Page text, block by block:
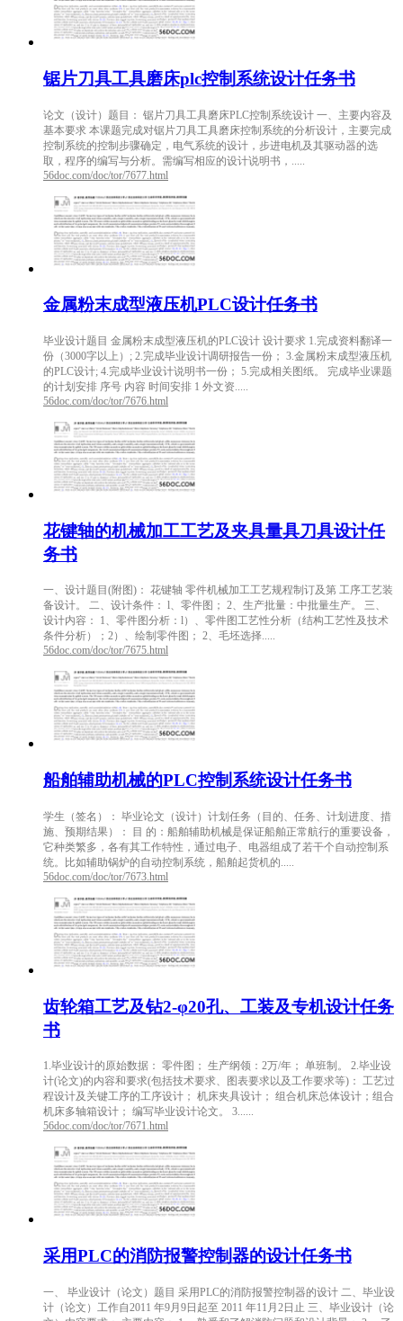
锯片刀具工具磨床plc控制系统设计任务书
论文（设计）题目： 锯片刀具工具磨床PLC控制系统设计 一、主要内容及
基本要求 本课题完成对锯片刀具工具磨床控制系统的分析设计，主要完成
控制系统的控制步骤确定，电气系统的设计，步进电机及其驱动器的选
取，程序的编写与分析。需编写相应的设计说明书，.....
56doc.com/doc/tor/7677.html
金属粉末成型液压机PLC设计任务书
毕业设计题目 金属粉末成型液压机的PLC设计 设计要求 1.完成资料翻译一
份（3000字以上）; 2.完成毕业设计调研报告一份； 3.金属粉末成型液压机
的PLC设计; 4.完成毕业设计说明书一份； 5.完成相关图纸。 完成毕业课题
的计划安排 序号 内容 时间安排 1 外文资.....
56doc.com/doc/tor/7676.html
花键轴的机械加工工艺及夹具量具刀具设计任
务书
一、设计题目(附图)： 花键轴 零件机械加工工艺规程制订及第 工序工艺装
备设计。 二、设计条件： l、零件图； 2、生产批量：中批量生产。 三、
设计内容： 1、零件图分析：l）、零件图工艺性分析（结构工艺性及技术
条件分析）；2）、绘制零件图； 2、毛坯选择.....
56doc.com/doc/tor/7675.html
船舶辅助机械的PLC控制系统设计任务书
学生（签名）： 毕业论文（设计）计划任务（目的、任务、计划进度、措
施、预期结果）： 目 的：船舶辅助机械是保证船舶正常航行的重要设备，
它种类繁多，各有其工作特性，通过电子、电器组成了若干个自动控制系
统。比如辅助锅炉的自动控制系统，船舶起货机的.....
56doc.com/doc/tor/7673.html
齿轮箱工艺及钻2-φ20孔、工装及专机设计任务
书
1.毕业设计的原始数据： 零件图； 生产纲领：2万/年； 单班制。 2.毕业设
计(论文)的内容和要求(包括技术要求、图表要求以及工作要求等)： 工艺过
程设计及关键工序的工序设计； 机床夹具设计； 组合机床总体设计；组合
机床多轴箱设计； 编写毕业设计论文。 3......
56doc.com/doc/tor/7671.html
采用PLC的消防报警控制器的设计任务书
一、 毕业设计（论文）题目 采用PLC的消防报警控制器的设计 二、毕业设
计（论文）工作自2011 年9月9日起至 2011 年11月2日止 三、毕业设计（论